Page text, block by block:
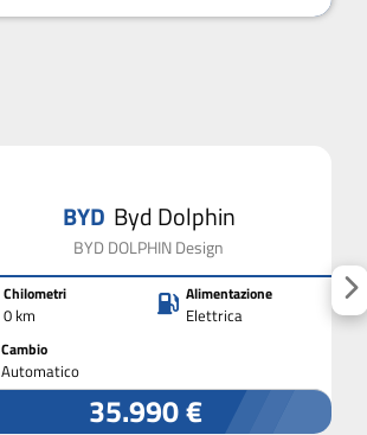
BYD Byd Dolphin
BYD DOLPHIN Design
Chilometri
0 km
Alimentazione
Elettrica
Cambio
Automatico
35.990 €